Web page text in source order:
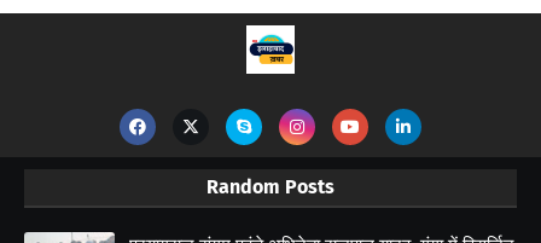
Random Posts